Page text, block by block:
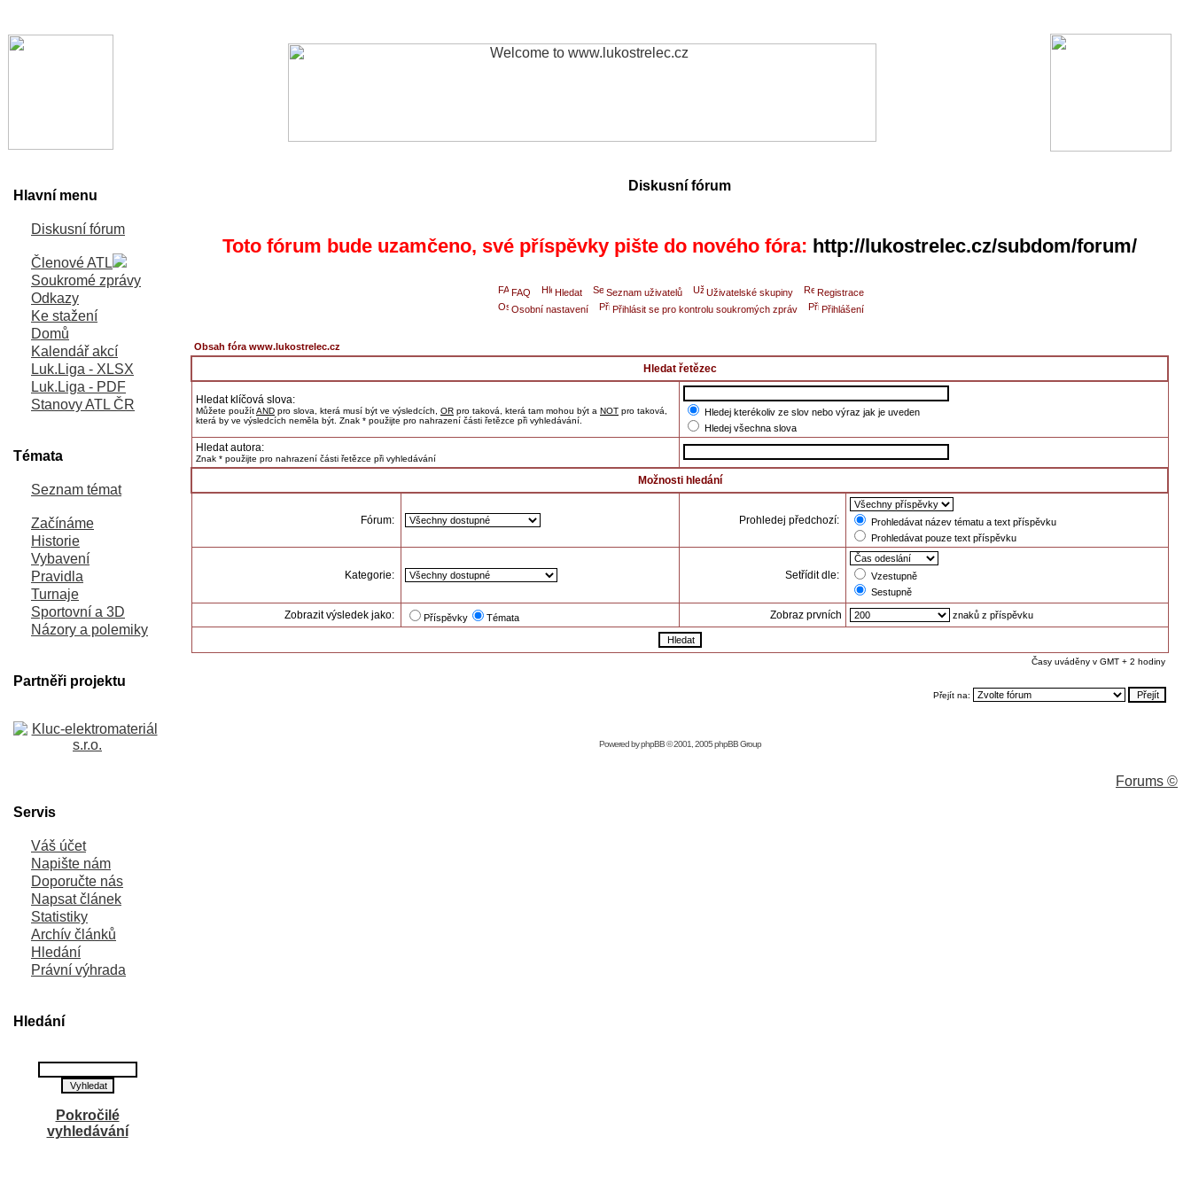
Hlavní menu
Diskusní fórum
Členové ATL
Soukromé zprávy
Odkazy
Ke stažení
Domů
Kalendář akcí
Luk.Liga - XLSX
Luk.Liga - PDF
Stanovy ATL ČR
Témata
Seznam témat
Začínáme
Historie
Vybavení
Pravidla
Turnaje
Sportovní a 3D
Názory a polemiky
Partněři projektu
Servis
Váš účet
Napište nám
Doporučte nás
Napsat článek
Statistiky
Archív článků
Hledání
Právní výhrada
Hledání
Pokročilé
vyhledávání
Diskusní fórum
Toto fórum bude uzamčeno, své příspěvky pište do nového fóra: http://lukostrelec.cz/subdom/forum/
FAQ Hledat Seznam uživatelů Uživatelské skupiny
Registrace
Osobní nastavení
Přihlásit se pro kontrolu soukromých zpráv Přihlášení
Obsah fóra www.lukostrelec.cz
Hledat řetězec
Hledat klíčová slova:
Můžete použítAND pro slova, která musí být ve výsledcích, OR pro taková, která tam mohou být a NOT pro taková,
která by ve výsledcích neměla být. Znak * použijte pro nahrazení části řetězce při vyhledávání.
Hledej kterékoliv ze slov nebo výraz jak je uveden
Hledej všechna slova
Hledat autora:
Znak * použijte pro nahrazení části řetězce při vyhledávání
Možnosti hledání
Fórum: Prohledej předchozí:
Prohledávat název tématu a text příspěvku
Prohledávat pouze text příspěvku
Kategorie: Setřídit dle:
Vzestupně
Sestupně
Zobrazit výsledek jako: Příspěvky Témata Zobraz prvních znaků z příspěvku
Časy uváděny v GMT + 2 hodiny
Přejít na:
Powered byphpBB© 2001, 2005 phpBB Group
Forums ©